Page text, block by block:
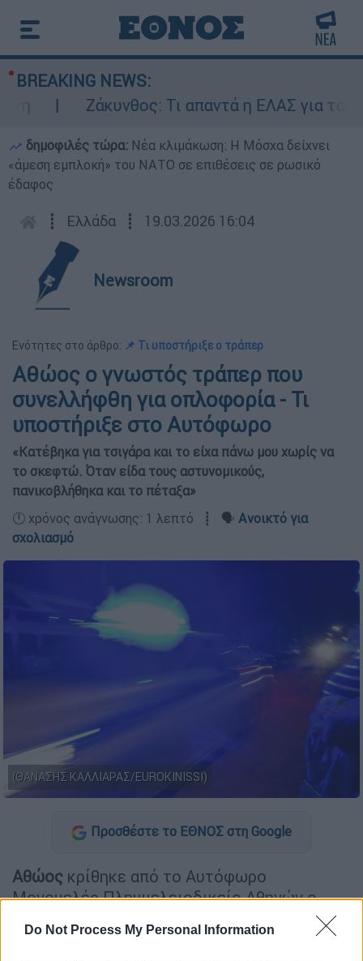
Do Not Process My Personal Information
BREAKING NEWS:
Ζάκυνθος: Τι απαντά η ΕΛΑΣ για τους
δημοφιλές τώρα: Νέα κλιμάκωση: Η Μόσχα δείχνει
«άμεση εμπλοκή» του ΝΑΤΟ σε επιθέσεις σε ρωσικό
έδαφος
┋ Ελλάδα ┋ 19.03.2026 16:04
Newsroom
Ενότητες στο άρθρο: 📌 Τι υποστήριξε ο τράπερ
Αθώος ο γνωστός τράπερ που
συνελλήφθη για οπλοφορία - Τι
υποστήριξε στο Αυτόφωρο
«Κατέβηκα για τσιγάρα και το είχα πάνω μου χωρίς να
το σκεφτώ. Όταν είδα τους αστυνομικούς,
πανικοβλήθηκα και το πέταξα»
🕛 χρόνος ανάγνωσης: 1 λεπτό ┋ 🗣️ Ανοικτό για
σχολιασμό
(ΘΑΝΑΣΗΣ ΚΑΛΛΙΑΡΑΣ/EUROKINISSI)
Προσθέστε το ΕΘΝΟΣ στη Google
Αθώος κρίθηκε από το Αυτόφωρο
Μονομελές Πλημμελειοδικείο Αθηνών ο
οπλοφορίατην Τετάρτη 18/03 στα Πατήσια